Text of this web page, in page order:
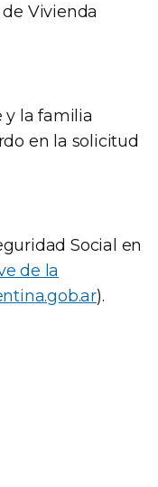
Vivienda
y la familia
en la solicitud
Social en
de la
).